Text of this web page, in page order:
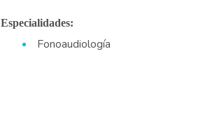
Especialidades:
Fonoaudiología